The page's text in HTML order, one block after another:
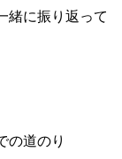
緒に振り返って
の道のり